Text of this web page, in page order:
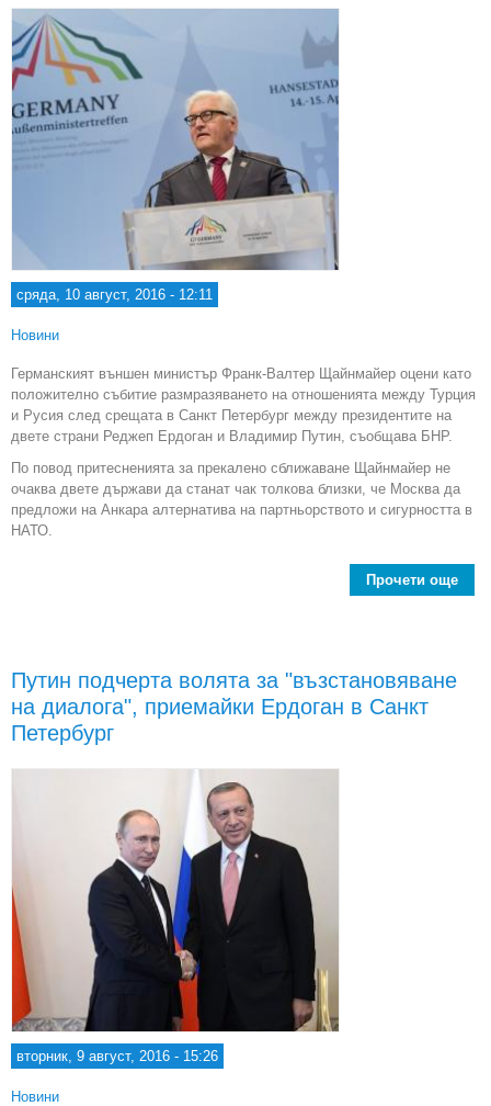
сряда, 10 август, 2016 - 12:11
Новини
Германският външен министър Франк-Валтер Щайнмайер оцени като
положително събитие размразяването на отношенията между Турция
и Русия след срещата в Санкт Петербург между президентите на
двете страни Реджеп Ердоган и Владимир Путин, съобщава БНР.
По повод притесненията за прекалено сближаване Щайнмайер не
очаква двете държави да станат чак толкова близки, че Москва да
предложи на Анкара алтернатива на партньорството и сигурността в
НАТО.
Прочети още
Путин подчерта волята за "възстановяване
на диалога", приемайки Ердоган в Санкт
Петербург
вторник, 9 август, 2016 - 15:26
Новини